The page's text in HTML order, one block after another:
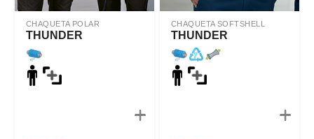
CHAQUETA POLAR
THUNDER
CHAQUETA SOFTSHELL
THUNDER